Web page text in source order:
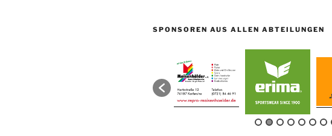
SPONSOREN AUS ALLEN ABTEILUNGEN